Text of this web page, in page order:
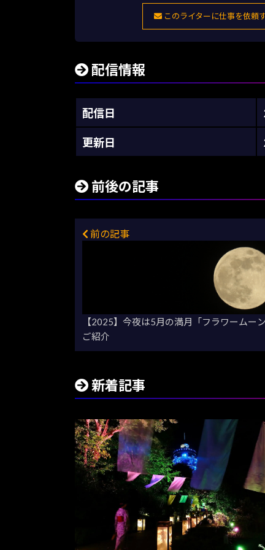
このライターに仕事を依頼
配信情報
配信日
更新日
前後の記事
前の記事
【2025】今夜は5月の満月「フラワーム
ご紹介
新着記事